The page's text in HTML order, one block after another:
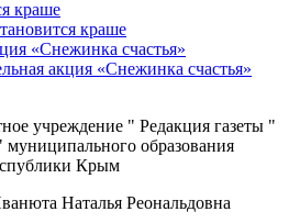
краше
акция «Снежинка счастья»
учреждение " Редакция газеты "
муниципального образования
Крым
Наталья Реональдовна